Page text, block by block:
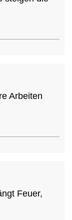
Arbeiten
Feuer,